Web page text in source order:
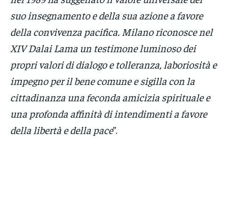
suo insegnamento e della sua azione a favore
della convivenza pacifica. Milano riconosce nel
XIV Dalai Lama un testimone luminoso dei
propri valori di dialogo e tolleranza, laboriosità e
impegno per il bene comune e sigilla con la
cittadinanza una feconda amicizia spirituale e
una profonda affinità di intendimenti a favore
della libertà e della pace”.